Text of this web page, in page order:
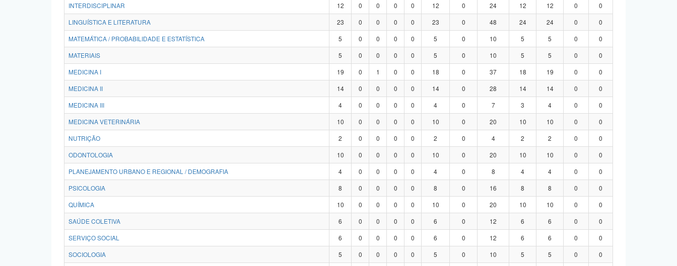
INTERDISCIPLINAR
12 0 0 0 0 12 0 24 12 12 0
0
LINGUÍSTICA E LITERATURA
23 0 0 0 0 23 0 48 24 24 0
0
MATEMÁTICA / PROBABILIDADE E ESTATÍSTICA
5 0 0 0 0 5 0 10 5 5 0
0
MATERIAIS
5 0 0 0 0 5 0 10 5 5 0
0
MEDICINA I
19 0 1 0 0 18 0 37 18 19 0
0
MEDICINA II
14 0 0 0 0 14 0 28 14 14 0
0
MEDICINA III
4 0 0 0 0 4 0 7 3 4 0
0
MEDICINA VETERINÁRIA
10 0 0 0 0 10 0 20 10 10 0
0
NUTRIÇÃO
2 0 0 0 0 2 0 4 2 2 0
0
ODONTOLOGIA
10 0 0 0 0 10 0 20 10 10 0
0
PLANEJAMENTO URBANO E REGIONAL / DEMOGRAFIA
4 0 0 0 0 4 0 8 4 4 0
0
PSICOLOGIA
8 0 0 0 0 8 0 16 8 8 0
0
QUÍMICA
10 0 0 0 0 10 0 20 10 10 0
0
SAÚDE COLETIVA
6 0 0 0 0 6 0 12 6 6 0
0
SERVIÇO SOCIAL
6 0 0 0 0 6 0 12 6 6 0
0
SOCIOLOGIA
5 0 0 0 0 5 0 10 5 5 0
0